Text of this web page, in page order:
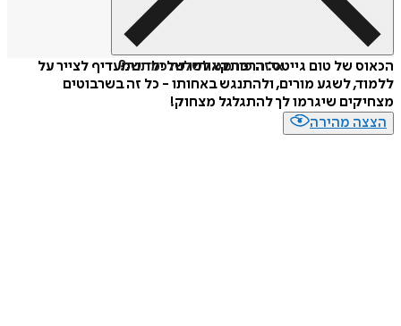
איזה פורמט לשלוח כמתנה?
הכאוס של טום גייטס: הרפתקאותיו של ילד שמעדיף לצייר על
ללמוד, לשגע מורים, ולהתנגש באחותו - כל זה בשרבוטים
מצחיקים שיגרמו לך להתגלגל מצחוק!
הצצה מהירה